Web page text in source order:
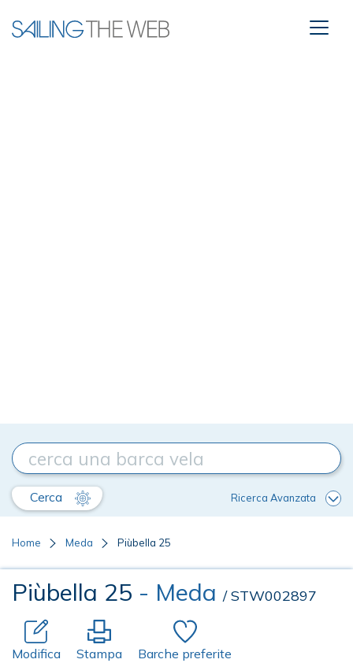
Cerca Ricerca Avanzata
Home Meda Piùbella 25
Piùbella 25 - Meda / STW002897
Modifica Stampa Barche preferite